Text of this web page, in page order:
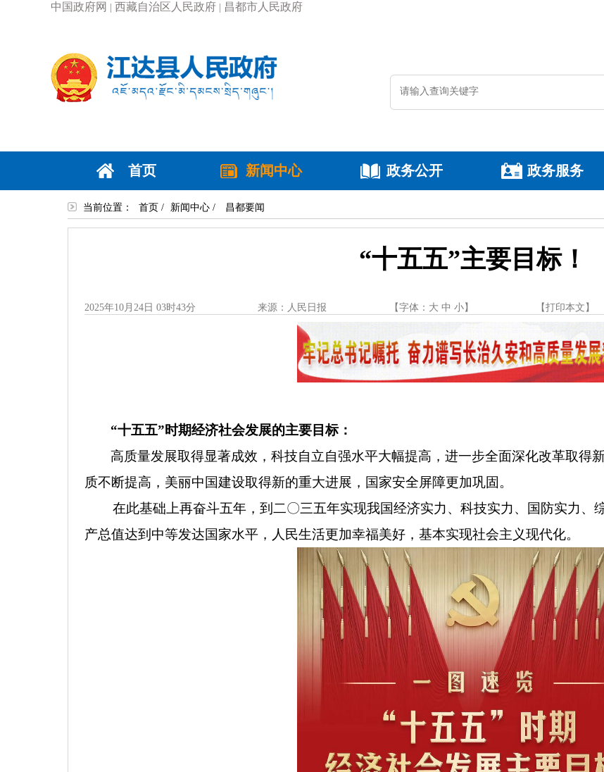
中国政府网 西藏自治区人民政府
昌都市人民政府
首页 新闻中心 政务公开 政务服务
当前位置： 首页 / 新闻中心 / 昌都要闻
“十五五”主要目标！
2025年10月24日 03时43分 来源：人民日报 【字体： 大 中 小】 【 打印本文 】
“十五五”时期经济社会发展的主要目标：
高质量发展取得显著成效，科技自立自强水平大幅提高，进一步全面深化改革取得
质不断提高，美丽中国建设取得新的重大进展，国家安全屏障更加巩固。
在此基础上再奋斗五年，到二〇三五年实现我国经济实力、科技实力、国防实力、
产总值达到中等发达国家水平，人民生活更加幸福美好，基本实现社会主义现代化。